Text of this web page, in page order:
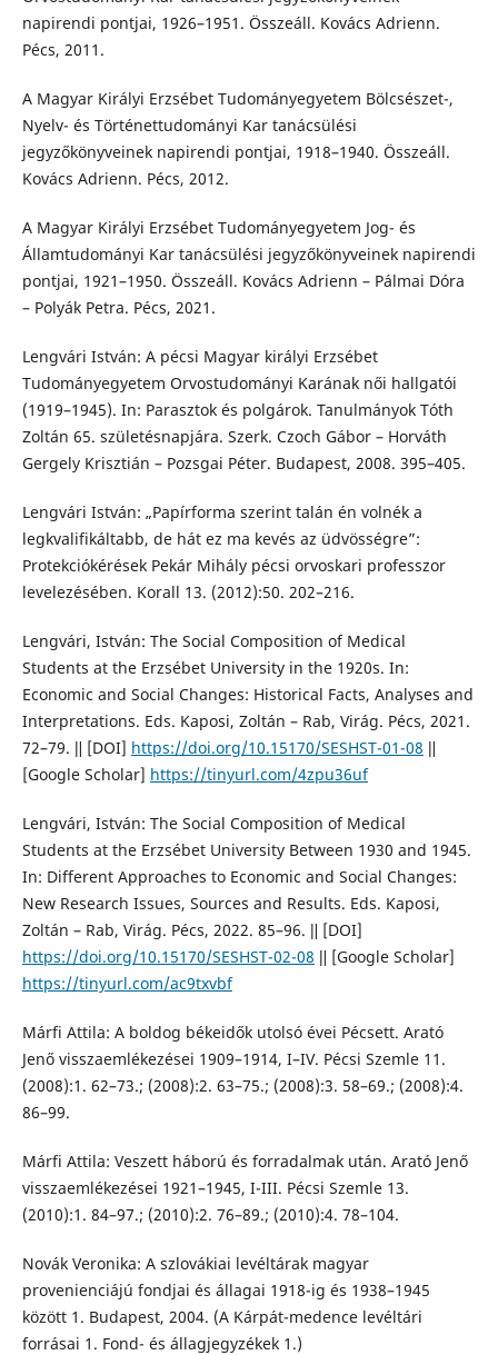
napirendi pontjai, 1926–1951. Összeáll. Kovács Adrienn.
Pécs, 2011.
A Magyar Királyi Erzsébet Tudományegyetem Bölcsészet-,
Nyelv- és Történettudományi Kar tanácsülési
jegyzőkönyveinek napirendi pontjai, 1918–1940. Összeáll.
Kovács Adrienn. Pécs, 2012.
A Magyar Királyi Erzsébet Tudományegyetem Jog- és
Államtudományi Kar tanácsülési jegyzőkönyveinek napirendi
pontjai, 1921–1950. Összeáll. Kovács Adrienn – Pálmai Dóra
– Polyák Petra. Pécs, 2021.
Lengvári István: A pécsi Magyar királyi Erzsébet
Tudományegyetem Orvostudományi Karának női hallgatói
(1919–1945). In: Parasztok és polgárok. Tanulmányok Tóth
Zoltán 65. születésnapjára. Szerk. Czoch Gábor – Horváth
Gergely Krisztián – Pozsgai Péter. Budapest, 2008. 395–405.
Lengvári István: „Papírforma szerint talán én volnék a
legkvalifikáltabb, de hát ez ma kevés az üdvösségre”:
Protekciókérések Pekár Mihály pécsi orvoskari professzor
levelezésében. Korall 13. (2012):50. 202–216.
Lengvári, István: The Social Composition of Medical
Students at the Erzsébet University in the 1920s. In:
Economic and Social Changes: Historical Facts, Analyses and
Interpretations. Eds. Kaposi, Zoltán – Rab, Virág. Pécs, 2021.
72–79. ǁ [DOI] https://doi.org/10.15170/SESHST-01-08 ǁ
[Google Scholar] https://tinyurl.com/4zpu36uf
Lengvári, István: The Social Composition of Medical
Students at the Erzsébet University Between 1930 and 1945.
In: Different Approaches to Economic and Social Changes:
New Research Issues, Sources and Results. Eds. Kaposi,
Zoltán – Rab, Virág. Pécs, 2022. 85–96. ǁ [DOI]
https://doi.org/10.15170/SESHST-02-08 ǁ [Google Scholar]
https://tinyurl.com/ac9txvbf
Márfi Attila: A boldog békeidők utolsó évei Pécsett. Arató
Jenő visszaemlékezései 1909–1914, I–IV. Pécsi Szemle 11.
(2008):1. 62–73.; (2008):2. 63–75.; (2008):3. 58–69.; (2008):4.
86–99.
Márfi Attila: Veszett háború és forradalmak után. Arató Jenő
visszaemlékezései 1921–1945, I-III. Pécsi Szemle 13.
(2010):1. 84–97.; (2010):2. 76–89.; (2010):4. 78–104.
Novák Veronika: A szlovákiai levéltárak magyar
provenienciájú fondjai és állagai 1918-ig és 1938–1945
között 1. Budapest, 2004. (A Kárpát-medence levéltári
forrásai 1. Fond- és állagjegyzékek 1.)